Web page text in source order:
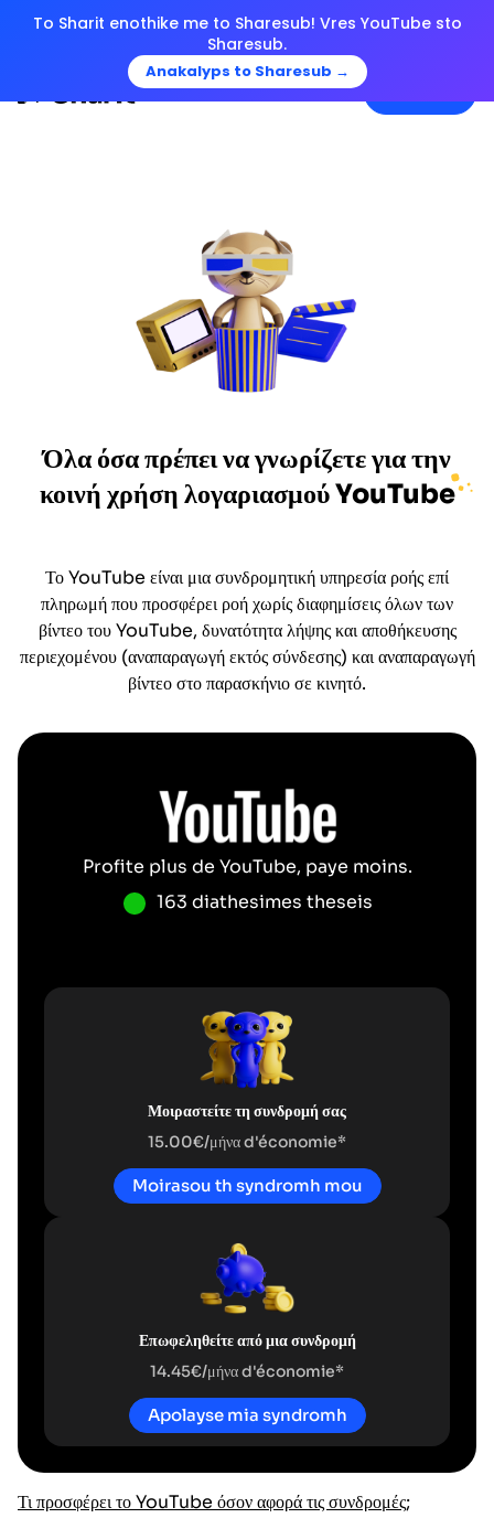
To Sharit enothike me to Sharesub! Vres YouTube sto
Sharesub.
Anakalyps to Sharesub →
Όλα όσα πρέπει να γνωρίζετε για την
κοινή χρήση λογαριασμούYouTube
Το YouTube είναι μια συνδρομητική υπηρεσία ροής επί
πληρωμή που προσφέρει ροή χωρίς διαφημίσεις όλων των
βίντεο του YouTube, δυνατότητα λήψης και αποθήκευσης
περιεχομένου (αναπαραγωγή εκτός σύνδεσης) και αναπαραγωγή
βίντεο στο παρασκήνιο σε κινητό.
Profite plus de YouTube, paye moins.
163 diathesimes theseis
Μοιραστείτε τη συνδρομή σας
15.00€/μήνα d'économie*
Moirasou th syndromh mou
Επωφεληθείτε από μια συνδρομή
14.45€/μήνα d'économie*
Apolayse mia syndromh
Τι προσφέρει το YouTube όσον αφορά τις συνδρομές;